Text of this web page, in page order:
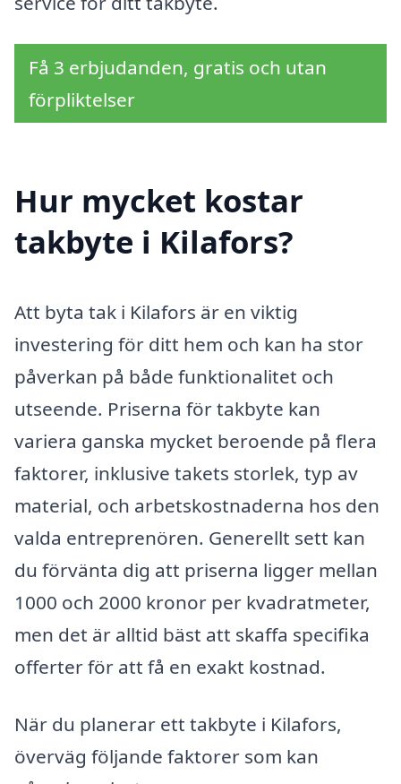
Få 3 erbjudanden, gratis och utan
förpliktelser
Hur mycket kostar
takbyte i Kilafors?
Att byta tak i Kilafors är en viktig
investering för ditt hem och kan ha stor
påverkan på både funktionalitet och
utseende. Priserna för takbyte kan
variera ganska mycket beroende på flera
faktorer, inklusive takets storlek, typ av
material, och arbetskostnaderna hos den
valda entreprenören. Generellt sett kan
du förvänta dig att priserna ligger mellan
1000 och 2000 kronor per kvadratmeter,
men det är alltid bäst att skaffa specifika
offerter för att få en exakt kostnad.
När du planerar ett takbyte i Kilafors,
överväg följande faktorer som kan